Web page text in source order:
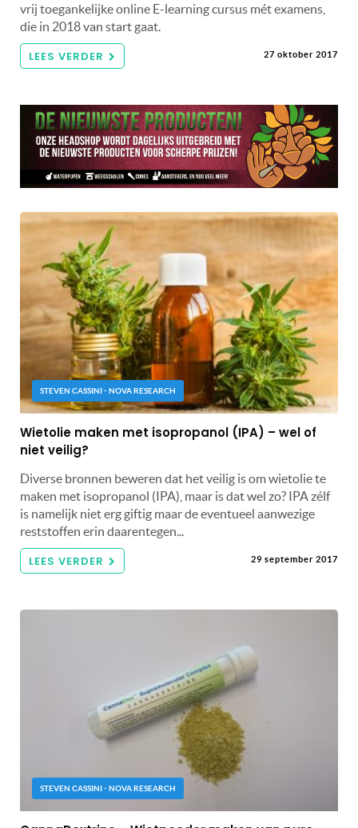
vrij toegankelijke online E-learning cursus mét examens,
die in 2018 van start gaat.
LEES VERDER 27 oktober 2017
STEVEN CASSINI - NOVA RESEARCH
Wietolie maken met isopropanol (IPA) – wel of
niet veilig?
Diverse bronnen beweren dat het veilig is om wietolie te
maken met isopropanol (IPA), maar is dat wel zo? IPA zélf
is namelijk niet erg giftig maar de eventueel aanwezige
reststoffen erin daarentegen...
LEES VERDER 29 september 2017
STEVEN CASSINI - NOVA RESEARCH